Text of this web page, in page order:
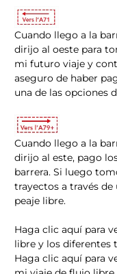
Cuando llego a la
dirijo al oeste para
mi futuro viaje y
aseguro de haber
una de las opciones
Cuando llego a la
dirijo al este, pago
barrera. Si luego
trayectos a través de
peaje libre.
Haga clic aquí para
libre y los diferentes
Haga clic aquí para